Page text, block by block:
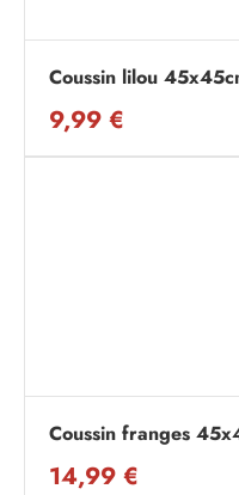
Coussin lilou
9,99 €
Coussin franges
14,99 €